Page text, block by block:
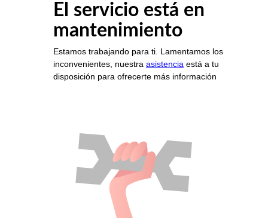
El servicio está en
mantenimiento
Estamos trabajando para ti. Lamentamos los
inconvenientes, nuestra asistencia está a tu
disposición para ofrecerte más información